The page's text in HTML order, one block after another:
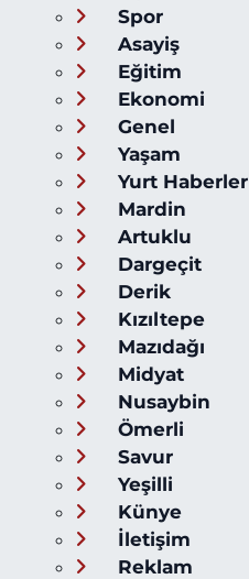
Spor
Asayiş
Eğitim
Ekonomi
Genel
Yaşam
Yurt Haberler
Mardin
Artuklu
Dargeçit
Derik
Kızıltepe
Mazıdağı
Midyat
Nusaybin
Ömerli
Savur
Yeşilli
Künye
İletişim
Reklam